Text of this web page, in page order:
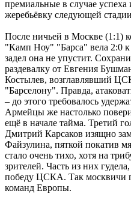
премиальные в случае
жеребьёвку следующей
После ничьей в Москве (1:1)
"Камп Ноу" "Барса" вела 2:0 к
задел она не упустит.
раздевалку от Евгения
Костылев, возглавлявший
"Барселону". Правда,
– до этого требовалось
Армейцы же настолько
ещё в начале тайма. Третий
Дмитрий Карсаков изящно
Файзулина, пяткой покатив
стало очень тихо, хотя на
зрителей. Часть из них
победу ЦСКА. Так москвичи
команд Европы.